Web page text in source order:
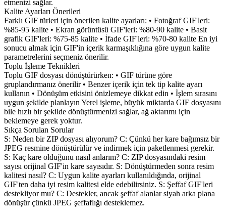
etmenizi sağlar.
Kalite Ayarları Önerileri
Farklı GIF türleri için önerilen kalite ayarları: • Fotoğraf GIF'leri:
%85-95 kalite • Ekran görüntüsü GIF'leri: %80-90 kalite • Basit
grafik GIF'leri: %75-85 kalite • İfade GIF'leri: %70-80 kalite En iyi
sonucu almak için GIF'in içerik karmaşıklığına göre uygun kalite
parametrelerini seçmeniz önerilir.
Toplu İşleme Teknikleri
Toplu GIF dosyası dönüştürürken: • GIF türüne göre
gruplandırmanız önerilir • Benzer içerik için tek tip kalite ayarı
kullanın • Dönüşüm etkisini önizlemeye dikkat edin • İşlem sırasını
uygun şekilde planlayın Yerel işleme, büyük miktarda GIF dosyasını
bile hızlı bir şekilde dönüştürmenizi sağlar, ağ aktarımı için
beklemeye gerek yoktur.
Sıkça Sorulan Sorular
S: Neden bir ZIP dosyası alıyorum? C: Çünkü her kare bağımsız bir
JPEG resmine dönüştürülür ve indirmek için paketlenmesi gerekir.
S: Kaç kare olduğunu nasıl anlarım? C: ZIP dosyasındaki resim
sayısı orijinal GIF'in kare sayısıdır. S: Dönüştürmeden sonra resim
kalitesi nasıl? C: Uygun kalite ayarları kullanıldığında, orijinal
GIF'ten daha iyi resim kalitesi elde edebilirsiniz. S: Şeffaf GIF'leri
destekliyor mu? C: Destekler, ancak şeffaf alanlar siyah arka plana
dönüşür çünkü JPEG şeffaflığı desteklemez.